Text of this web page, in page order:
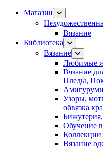
Магазин
Вязание
Библиотека
Вязание
Любимые
Вязание
Пледы,
Узоры,
обвязка
Обучение
Коллекции
Вязание